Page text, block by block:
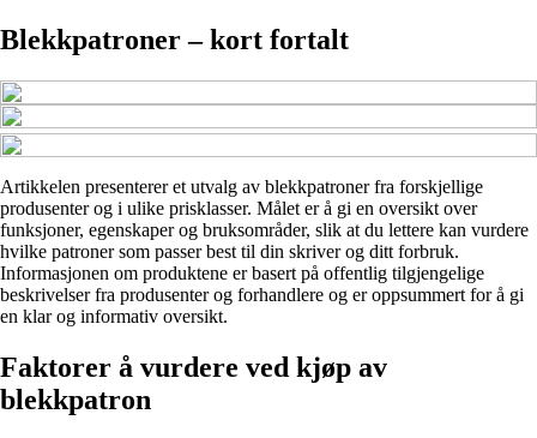
Blekkpatroner – kort fortalt
Artikkelen presenterer et utvalg av blekkpatroner fra forskjellige
produsenter og i ulike prisklasser. Målet er å gi en oversikt over
funksjoner, egenskaper og bruksområder, slik at du lettere kan vurdere
hvilke patroner som passer best til din skriver og ditt forbruk.
Informasjonen om produktene er basert på offentlig tilgjengelige
beskrivelser fra produsenter og forhandlere og er oppsummert for å gi
en klar og informativ oversikt.
Faktorer å vurdere ved kjøp av
blekkpatron